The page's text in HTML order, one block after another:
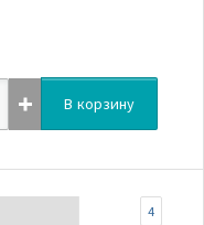
В корзину
4